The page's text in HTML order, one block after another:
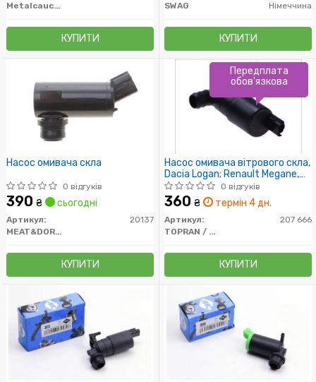
Metalcaucho
КУПИТИ
SWAG
Німеччина
КУПИТИ
Насос омивача скла
0 відгуків
390 ₴ сьогодні
Артикул:
20137
MEAT&DORIA
КУПИТИ
Насос омивача вітрового скла,
Dacia Logan; Renault Megane,
Trafic 01-
0 відгуків
360 ₴ термін 4 дн.
Артикул:
207 666
TOPRAN / HANS PRIES
КУПИТИ
Передплата
обов'язкова